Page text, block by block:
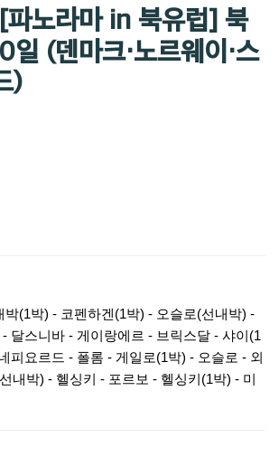
[파노라마 in 북유럽] 북
일 (덴마크·노르웨이·스
)
박(1박) - 코펜하겐(1박) - 오슬로(선내박) -
달스니바 - 게이랑에르 - 브릭스달 - 샤이(1
피요르드 - 폴롬 - 게일로(1박) - 오슬로 - 외
내박) - 헬싱키 - 포르보 - 헬싱키(1박) - 미